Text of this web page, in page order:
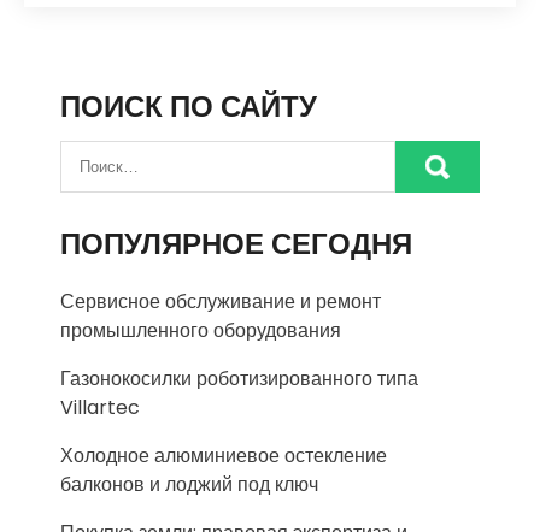
ПОИСК ПО САЙТУ
ПОПУЛЯРНОЕ СЕГОДНЯ
Сервисное обслуживание и ремонт
промышленного оборудования
Газонокосилки роботизированного типа
Villartec
Холодное алюминиевое остекление
балконов и лоджий под ключ